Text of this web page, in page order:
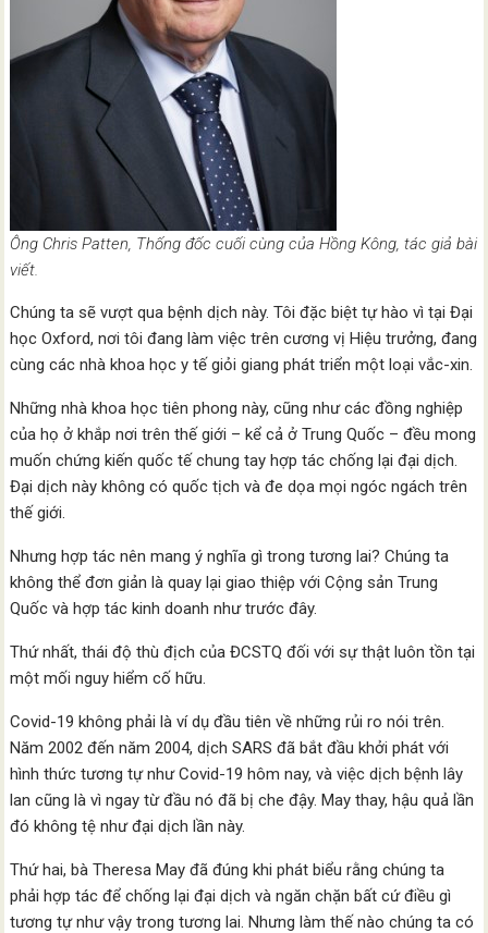
Ông Chris Patten, Thống đốc cuối cùng của Hồng Kông, tác giả bài
viết.
Chúng ta sẽ vượt qua bệnh dịch này. Tôi đặc biệt tự hào vì tại Đại
học Oxford, nơi tôi đang làm việc trên cương vị Hiệu trưởng, đang
cùng các nhà khoa học y tế giỏi giang phát triển một loại vắc-xin.
Những nhà khoa học tiên phong này, cũng như các đồng nghiệp
của họ ở khắp nơi trên thế giới – kể cả ở Trung Quốc – đều mong
muốn chứng kiến quốc tế chung tay hợp tác chống lại đại dịch.
Đại dịch này không có quốc tịch và đe dọa mọi ngóc ngách trên
thế giới.
Nhưng hợp tác nên mang ý nghĩa gì trong tương lai? Chúng ta
không thể đơn giản là quay lại giao thiệp với Cộng sản Trung
Quốc và hợp tác kinh doanh như trước đây.
Thứ nhất, thái độ thù địch của ĐCSTQ đối với sự thật luôn tồn tại
một mối nguy hiểm cố hữu.
Covid-19 không phải là ví dụ đầu tiên về những rủi ro nói trên.
Năm 2002 đến năm 2004, dịch SARS đã bắt đầu khởi phát với
hình thức tương tự như Covid-19 hôm nay, và việc dịch bệnh lây
lan cũng là vì ngay từ đầu nó đã bị che đậy. May thay, hậu quả lần
đó không tệ như đại dịch lần này.
Thứ hai, bà Theresa May đã đúng khi phát biểu rằng chúng ta
phải hợp tác để chống lại đại dịch và ngăn chặn bất cứ điều gì
tương tự như vậy trong tương lai. Nhưng làm thế nào chúng ta có